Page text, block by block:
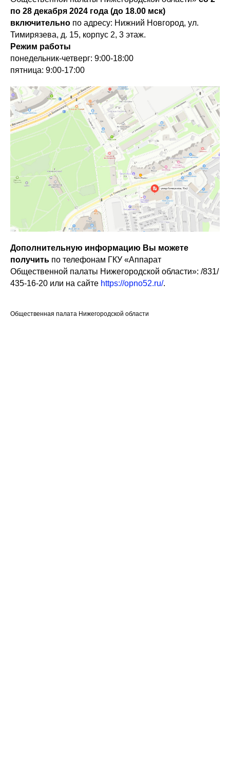
по 28 декабря 2024 года (до 18.00 мск)
включительно по адресу: Нижний Новгород, ул.
Тимирязева, д. 15, корпус 2, 3 этаж.
Режим работы
понедельник-четверг: 9:00-18:00
пятница: 9:00-17:00
Дополнительную информацию Вы можете
получить по телефонам ГКУ «Аппарат
Общественной палаты Нижегородской области»: /831/
435-16-20 или на сайте https://opno52.ru/.
Общественная палата Нижегородской области